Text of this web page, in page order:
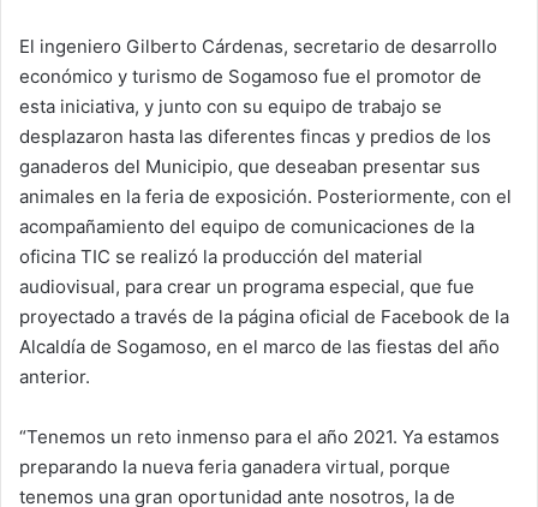
El ingeniero Gilberto Cárdenas, secretario de desarrollo
económico y turismo de Sogamoso fue el promotor de
esta iniciativa, y junto con su equipo de trabajo se
desplazaron hasta las diferentes fincas y predios de los
ganaderos del Municipio, que deseaban presentar sus
animales en la feria de exposición. Posteriormente, con el
acompañamiento del equipo de comunicaciones de la
oficina TIC se realizó la producción del material
audiovisual, para crear un programa especial, que fue
proyectado a través de la página oficial de Facebook de la
Alcaldía de Sogamoso, en el marco de las fiestas del año
anterior.
“Tenemos un reto inmenso para el año 2021. Ya estamos
preparando la nueva feria ganadera virtual, porque
tenemos una gran oportunidad ante nosotros, la de